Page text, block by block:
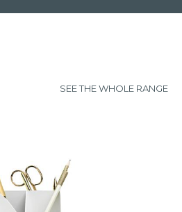
SEE THE WHOLE RANGE